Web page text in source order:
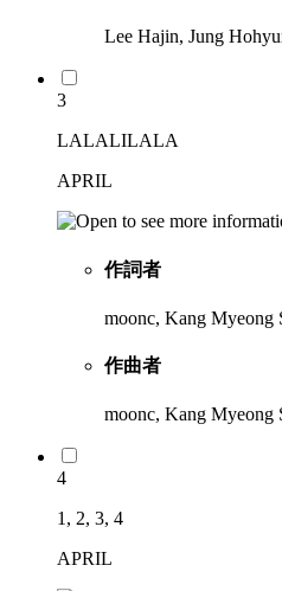
Lee Hajin, Jung
3
LALALILALA
APRIL
作詞者
moonc, Kang Myeong
作曲者
moonc, Kang Myeong
4
1, 2, 3, 4
APRIL